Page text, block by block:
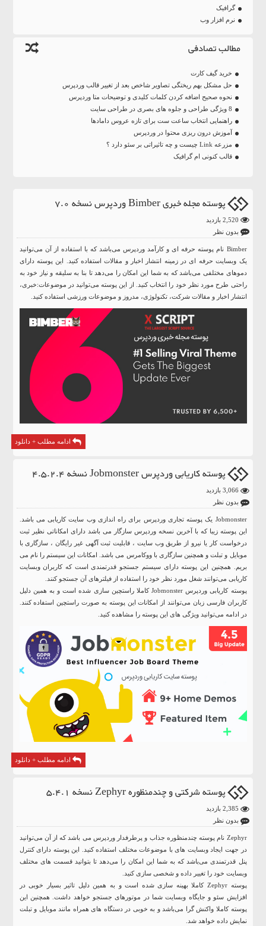
گرافیک
نرم افزار وب
مطالب تصادفی
خرید گیف کارت
حل مشکل بهم ریختگی تصاویر شاخص بعد از تغییر قالب وردپرس
نحوه صحیح اضافه کردن کلمات کلیدی و توضیحات متا وردپرس
8 ویژگی طراحی و جلوه های بصری در طراحی سایت
راهنمایی انتخاب ساعت ست برای تازه عروس دامادها
آموزش درون ریزی محتوا در وردپرس
مزرعه Link چیست و چه تاثیراتی بر سئو دارد ؟
قالب کنونی ام گرافیک
پوسته مجله خبری Bimber وردپرس نسخه 7.0
بدون نظر
Bimber نام پوسته حرفه ای و کارآمد وردپرس می‌باشد که با استفاده از آن می‌توانید
یک وبسایت حرفه ای در زمینه انتشار اخبار و مقالات استفاده کنید. این پوسته دارای
دموهای مختلفی می‌باشد که به شما این امکان را می‌دهد تا بنا به سلیقه و نیاز خود به
راحتی طرح مورد نظر خود را انتخاب کنید. از این پوسته می‌توانید در موضوعات:خبری،
انتشار اخبار و مقالات شرکت، تکنولوژی، مدروز و موضوعات ورزشی استفاده کنید.
ادامه مطلب + دانلود
پوسته کاریابی وردپرس Jobmonster نسخه 4.5.2.4
3,066 بازدید
بدون نظر
Jobmonster یک پوسته تجاری وردپرس برای راه اندازی وب سایت کاریابی می باشد.
این پوسته زیبا که با آخرین نسخه وردپرس سازگار می باشد دارای امکاناتی نظیر ثبت
درخواست کار یا نیرو از طریق وب سایت ، قابلیت ثبت آگهی غیر رایگان ، سازگاری با
موبایل و تبلت و همچنین سازگاری با ووکامرس می باشد. امکانات این سیستم را نام می
بریم. همچنین این پوسته دارای سیستم جستجو قدرتمندی است که کاربران وبسایت
کاریابی می‌توانند شغل مورد نظر خود را استفاده از فیلترهای آن جستجو کنند.
پوسته کاریابی وردپرس Jobmonster کاملا راستچین سازی شده است و به همین دلیل
کاربران فارسی زبان می‌توانند از امکانات این پوسته به صورت راستچین استفاده کنند.
در ادامه می‌توانید ویژگی های این پوسته را مشاهده کنید.
ادامه مطلب + دانلود
پوسته شرکتی و چندمنظوره Zephyr نسخه 5.4.1
بدون نظر
Zephyr نام پوسته چندمنظوره جذاب و پرطرفدار وردپرس می‌ باشد که از آن می‌توانید
در جهت ایجاد وبسایت های با موضوعات مختلف استفاده کنید. این پوسته دارای کنترل
پنل قدرتمندی می‌باشد که به شما این امکان را می‌دهد تا بتوانید قسمت های مختلف
وبسایت خود را تغییر داده و شخصی سازی کنید.
پوسته Zephyr کاملا بهینه سازی شده است و به همین دلیل تاثیر بسیار خوبی در
افزایش سئو و جایگاه وبسایت شما در موتورهای جستجو خواهد داشت. همچنین این
پوسته کاملا واکنش گرا می‌باشد و به خوبی در دستگاه های همراه مانند موبایل و تبلت
نمایش داده خواهد شد.